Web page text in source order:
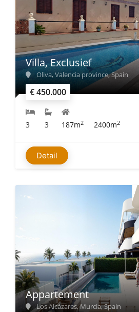
€ 450.000
Villa, Exclusief
Oliva, Valencia province, Spain
3 3 187m2 2400m2
Detail
Appartement
Los Alcázares, Murcia, Spain